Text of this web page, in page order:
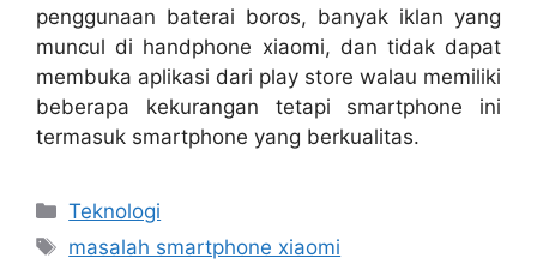
penggunaan baterai boros, banyak iklan yang
muncul di handphone xiaomi, dan tidak dapat
membuka aplikasi dari play store walau memiliki
beberapa kekurangan tetapi smartphone ini
termasuk smartphone yang berkualitas.
Categories
Teknologi
Tags
masalah smartphone xiaomi